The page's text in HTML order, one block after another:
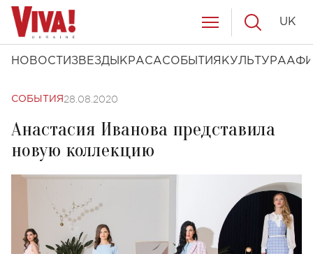
НОВОСТИ ЗВЕЗДЫ КРАСАСОБЫТИЯ КУЛЬТУРА
UK
СОБЫТИЯ 28.08.2020
Анастасия Иванова представила
новую коллекцию